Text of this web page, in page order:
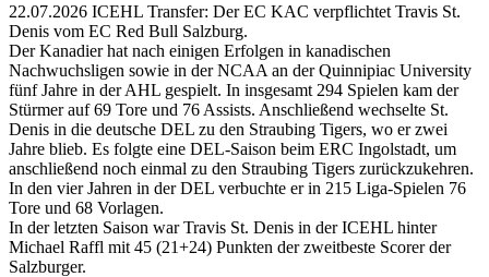
22.07.2026 ICEHL Transfer: Der EC KAC verpflichtet Travis St.
Denis vom EC Red Bull Salzburg.
Der Kanadier hat nach einigen Erfolgen in kanadischen
Nachwuchsligen sowie in der NCAA an der Quinnipiac University
fünf Jahre in der AHL gespielt. In insgesamt 294 Spielen kam der
Stürmer auf 69 Tore und 76 Assists. Anschließend wechselte St.
Denis in die deutsche DEL zu den Straubing Tigers, wo er zwei
Jahre blieb. Es folgte eine DEL-Saison beim ERC Ingolstadt, um
anschließend noch einmal zu den Straubing Tigers zurückzukehren.
In den vier Jahren in der DEL verbuchte er in 215 Liga-Spielen 76
Tore und 68 Vorlagen.
In der letzten Saison war Travis St. Denis in der ICEHL hinter
Michael Raffl mit 45 (21+24) Punkten der zweitbeste Scorer der
Salzburger.